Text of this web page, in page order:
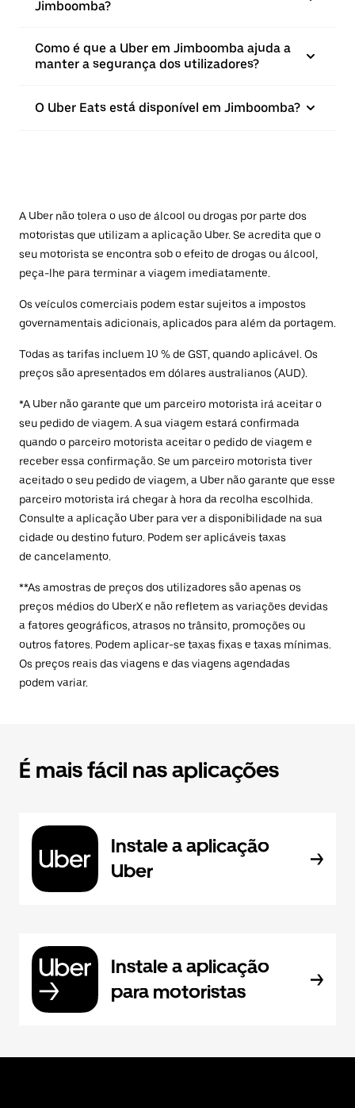
Jimboomba?
Como é que a Uber em Jimboomba ajuda a
manter a segurança dos utilizadores?
O Uber Eats está disponível em Jimboomba?
A Uber não tolera o uso de álcool ou drogas por parte dos
motoristas que utilizam a aplicação Uber. Se acredita que o
seu motorista se encontra sob o efeito de drogas ou álcool,
peça-lhe para terminar a viagem imediatamente.
Os veículos comerciais podem estar sujeitos a impostos
governamentais adicionais, aplicados para além da portagem.
Todas as tarifas incluem 10 % de GST, quando aplicável. Os
preços são apresentados em dólares australianos (AUD).
*A Uber não garante que um parceiro motorista irá aceitar o
seu pedido de viagem. A sua viagem estará confirmada
quando o parceiro motorista aceitar o pedido de viagem e
receber essa confirmação. Se um parceiro motorista tiver
aceitado o seu pedido de viagem, a Uber não garante que esse
parceiro motorista irá chegar à hora da recolha escolhida.
Consulte a aplicação Uber para ver a disponibilidade na sua
cidade ou destino futuro. Podem ser aplicáveis taxas
de cancelamento.
**As amostras de preços dos utilizadores são apenas os
preços médios do UberX e não refletem as variações devidas
a fatores geográficos, atrasos no trânsito, promoções ou
outros fatores. Podem aplicar-se taxas fixas e taxas mínimas.
Os preços reais das viagens e das viagens agendadas
podem variar.
É mais fácil nas aplicações
Instale a aplicação
Uber
Instale a aplicação
para motoristas